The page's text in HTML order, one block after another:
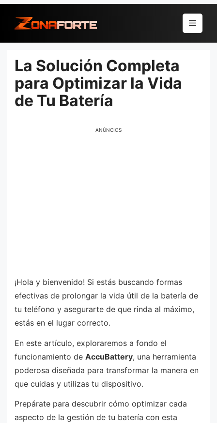
para
conteúdo
Menu
La Solución Completa
para Optimizar la Vida
de Tu Batería
ANÚNCIOS
¡Hola y bienvenido! Si estás buscando formas
efectivas de prolongar la vida útil de la batería de
tu teléfono y asegurarte de que rinda al máximo,
estás en el lugar correcto.
En este artículo, exploraremos a fondo el
funcionamiento de AccuBattery, una herramienta
poderosa diseñada para transformar la manera en
que cuidas y utilizas tu dispositivo.
Prepárate para descubrir cómo optimizar cada
aspecto de la gestión de tu batería con esta